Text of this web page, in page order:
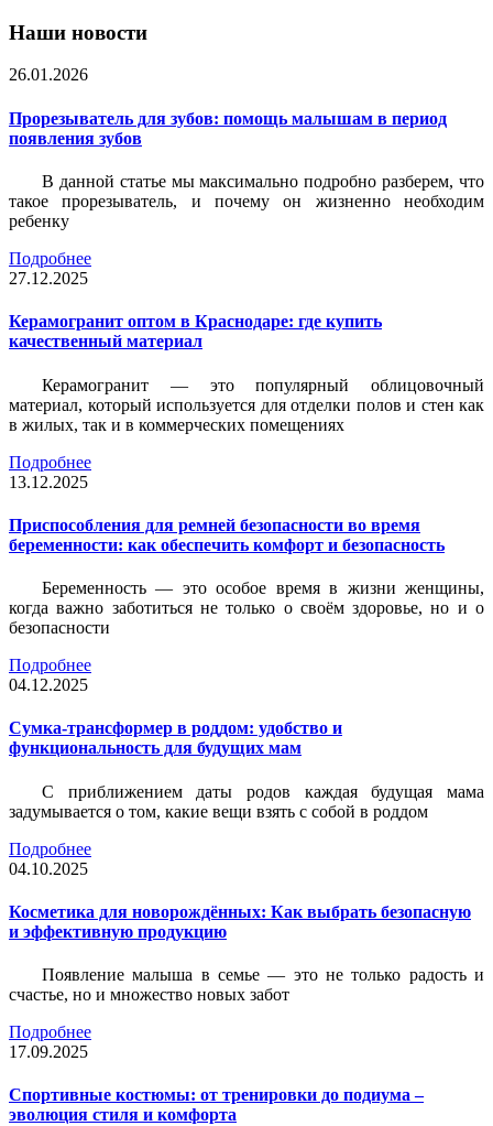
Наши новости
26.01.2026
Прорезыватель для зубов: помощь малышам в период
появления зубов
В данной статье мы максимально подробно разберем, что
такое прорезыватель, и почему он жизненно необходим
ребенку
Подробнее
27.12.2025
Керамогранит оптом в Краснодаре: где купить
качественный материал
Керамогранит — это популярный облицовочный
материал, который используется для отделки полов и стен как
в жилых, так и в коммерческих помещениях
Подробнее
13.12.2025
Приспособления для ремней безопасности во время
беременности: как обеспечить комфорт и безопасность
Беременность — это особое время в жизни женщины,
когда важно заботиться не только о своём здоровье, но и о
безопасности
Подробнее
04.12.2025
Сумка-трансформер в роддом: удобство и
функциональность для будущих мам
С приближением даты родов каждая будущая мама
задумывается о том, какие вещи взять с собой в роддом
Подробнее
04.10.2025
Косметика для новорождённых: Как выбрать безопасную
и эффективную продукцию
Появление малыша в семье — это не только радость и
счастье, но и множество новых забот
Подробнее
17.09.2025
Спортивные костюмы: от тренировки до подиума –
эволюция стиля и комфорта